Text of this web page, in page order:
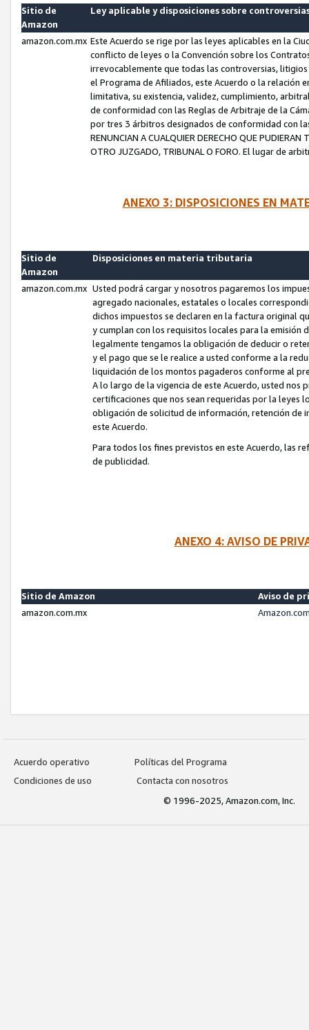
Sitio de
Amazon
Ley aplicable y disposiciones sobre
amazon.com.mx Este Acuerdo se rige por las leyes aplicables en la
conflicto de leyes o la Convención sobre los
irrevocablemente que todas las controversias,
el Programa de Afiliados, este Acuerdo o la relación
limitativa, su existencia, validez, cumplimiento,
de conformidad con las Reglas de Arbitraje de la
por tres 3 árbitros designados de conformidad con las
RENUNCIAN A CUALQUIER DERECHO QUE
OTRO JUZGADO, TRIBUNAL O FORO. El lugar de
ANEXO 3: DISPOSICIONES EN
Sitio de
Amazon
Disposiciones en materia tributaria
amazon.com.mx Usted podrá cargar y nosotros pagaremos los
agregado nacionales, estatales o locales
dichos impuestos se declaren en la factura original
y cumplan con los requisitos locales para la emisión
legalmente tengamos la obligación de deducir o
y el pago que se le realice a usted conforme a la
liquidación de los montos pagaderos conforme al
A lo largo de la vigencia de este Acuerdo, usted
certificaciones que nos sean requeridas por la leyes
obligación de solicitud de información, retención de
este Acuerdo.
Para todos los fines previstos en este Acuerdo, las
de publicidad.
ANEXO 4: AVISO DE
Sitio de Amazon
Aviso de
amazon.com.mx
Acuerdo operativo
Políticas del Programa
Condiciones de uso
Contacta con nosotros
© 1996-2025, Amazon.com, Inc.